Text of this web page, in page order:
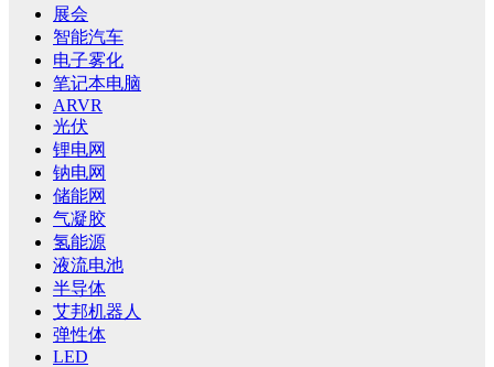
展会
智能汽车
电子雾化
笔记本电脑
ARVR
光伏
锂电网
钠电网
储能网
气凝胶
氢能源
液流电池
半导体
艾邦机器人
弹性体
LED